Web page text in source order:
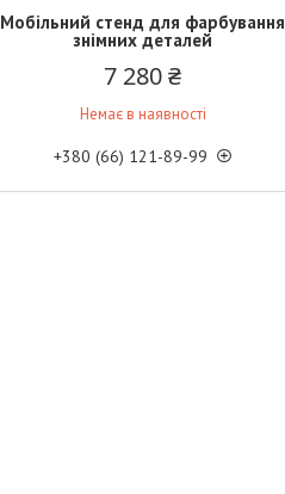
Мобільний стенд для фарбування
знімних деталей
7 280 ₴
Немає в наявності
+380 (66) 121-89-99